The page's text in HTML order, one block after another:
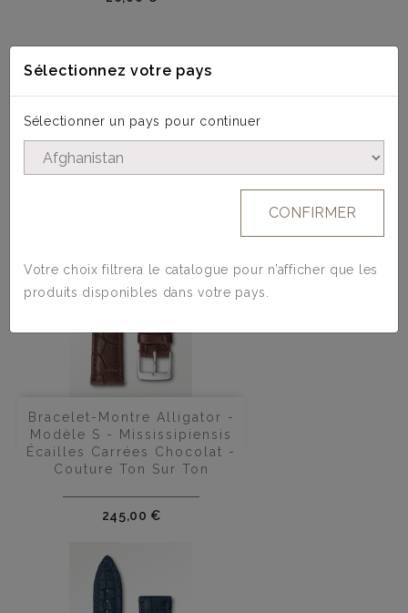
4 AUTRES PRODUITS DANS LA MÊME
CATÉGORIE :
Bracelet-Montre Alligator -
Modèle S - Mississipiensis
Écailles Carrées Chocolat -
Couture Ton Sur Ton
Prix
245,00 €
Sélectionnez votre pays
Sélectionner un pays pour continuer
CONFIRMER
Votre choix filtrera le catalogue pour n’afficher que les
produits disponibles dans votre pays.